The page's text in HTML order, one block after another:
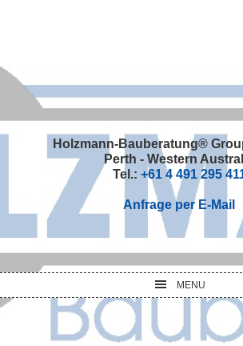
navigation
content
sidebar
Holzmann-Bauberatung®
Perth - Western
Tel.: +61 4 491 295
Anfrage per E-Mail
MENU